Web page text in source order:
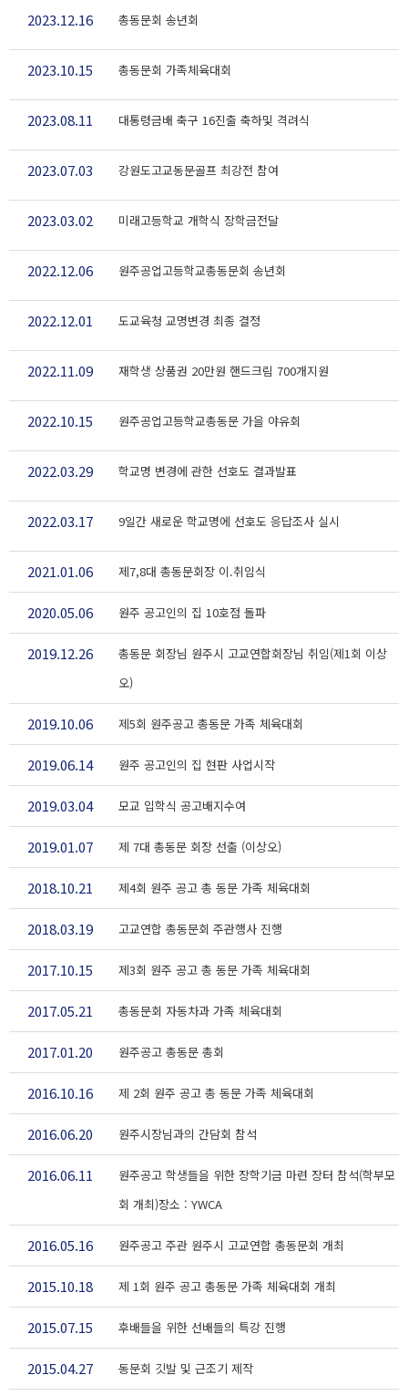
2023.12.16 총동문회 송년회
2023.10.15 총동문회 가족체육대회
2023.08.11 대통령금배 축구 16진출 축하및 격려식
2023.07.03 강원도고교동문골프 최강전 참여
2023.03.02 미래고등학교 개학식 장학금전달
2022.12.06 원주공업고등학교총동문회 송년회
2022.12.01 도교육청 교명변경 최종 결정
2022.11.09 재학생 상품권 20만원 핸드크림 700개지원
2022.10.15 원주공업고등학교총동문 가을 야유회
2022.03.29 학교명 변경에 관한 선호도 결과발표
2022.03.17 9일간 새로운 학교명에 선호도 응답조사 실시
2021.01.06 제7,8대 총동문회장 이.취임식
2020.05.06 원주 공고인의 집 10호점 돌파
2019.12.26
총동문 회장님 원주시 고교연합회장님 취임(제1회 이상
오)
2019.10.06 제5회 원주공고 총동문 가족 체육대회
2019.06.14 원주 공고인의 집 현판 사업시작
2019.03.04 모교 입학식 공고배지수여
2019.01.07 제 7대 총동문 회장 선출 (이상오)
2018.10.21 제4회 원주 공고 총 동문 가족 체육대회
2018.03.19 고교연합 총동문회 주관행사 진행
2017.10.15 제3회 원주 공고 총 동문 가족 체육대회
2017.05.21 총동문회 자동차과 가족 체육대회
2017.01.20 원주공고 총동문 총회
2016.10.16 제 2회 원주 공고 총 동문 가족 체육대회
2016.06.20 원주시장님과의 간담회 참석
2016.06.11
원주공고 학생들을 위한 장학기금 마련 장터 참석(학부모
회 개최)장소 : YWCA
2016.05.16 원주공고 주관 원주시 고교연합 총동문회 개최
2015.10.18 제 1회 원주 공고 총동문 가족 체육대회 개최
2015.07.15 후배들을 위한 선배들의 특강 진행
2015.04.27 동문회 깃발 및 근조기 제작